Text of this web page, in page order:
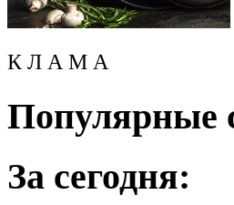
К Л А М А
Популярные
За сегодня: